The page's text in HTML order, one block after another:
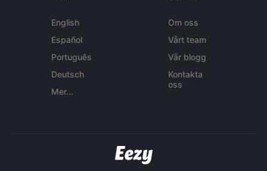
English
Español
Português
Deutsch
Mer...
Om oss
Vårt team
Vår blogg
Kontakta
oss